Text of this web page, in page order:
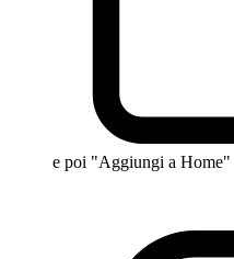
e poi "Aggiungi a Home"